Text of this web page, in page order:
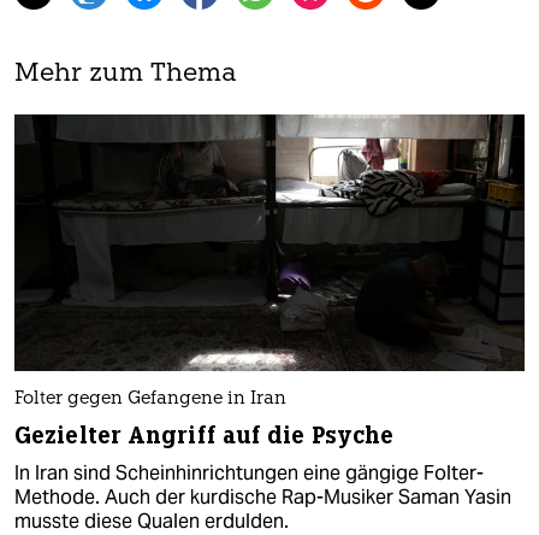
Mehr zum Thema
Folter gegen Gefangene in Iran
Gezielter Angriff auf die Psyche
In Iran sind Scheinhinrichtungen eine gängige Folter-
Methode. Auch der kurdische Rap-Musiker Saman Yasin
musste diese Qualen erdulden.